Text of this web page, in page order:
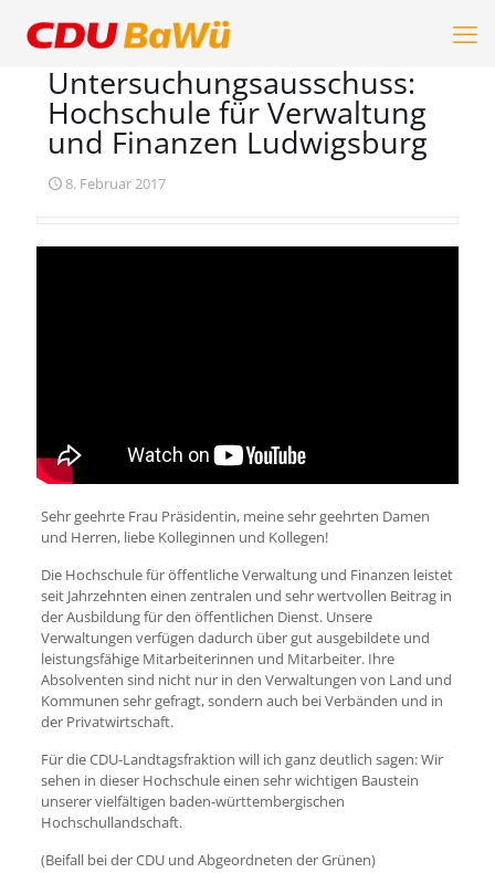
Untersuchungsausschuss:
Hochschule für Verwaltung
und Finanzen Ludwigsburg
8. Februar 2017
Sehr geehrte Frau Präsidentin, meine sehr geehrten Damen
und Herren, liebe Kolleginnen und Kollegen!
Die Hochschule für öffentliche Verwaltung und Finanzen leistet
seit Jahrzehnten einen zentralen und sehr wertvollen Beitrag in
der Ausbildung für den öffentlichen Dienst. Unsere
Verwaltungen verfügen dadurch über gut ausgebildete und
leistungsfähige Mitarbeiterinnen und Mitarbeiter. Ihre
Absolventen sind nicht nur in den Verwaltungen von Land und
Kommunen sehr gefragt, sondern auch bei Verbänden und in
der Privatwirtschaft.
Für die CDU-Landtagsfraktion will ich ganz deutlich sagen: Wir
sehen in dieser Hochschule einen sehr wichtigen Baustein
unserer vielfältigen baden-württembergischen
Hochschullandschaft.
(Beifall bei der CDU und Abgeordneten der Grünen)